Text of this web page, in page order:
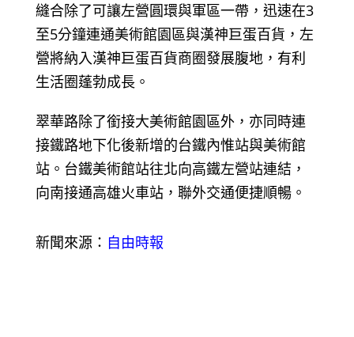
縫合除了可讓左營圓環與軍區一帶，迅速在3
至5分鐘連通美術館園區與漢神巨蛋百貨，左
營將納入漢神巨蛋百貨商圈發展腹地，有利
生活圈蓬勃成長。
翠華路除了銜接大美術館園區外，亦同時連
接鐵路地下化後新增的台鐵內惟站與美術館
站。台鐵美術館站往北向高鐵左營站連結，
向南接通高雄火車站，聯外交通便捷順暢。
新聞來源： 自由時報